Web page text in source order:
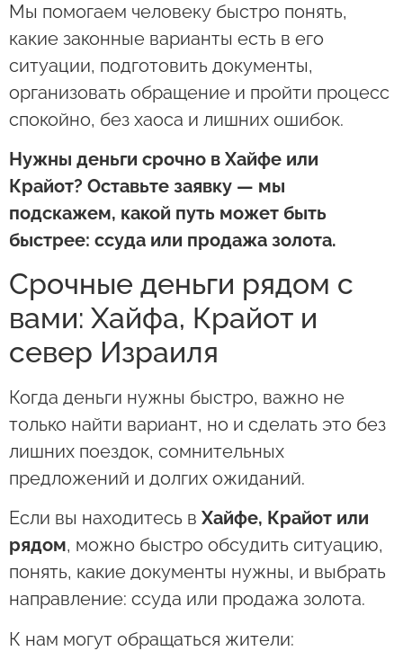
Мы помогаем человеку быстро понять,
какие законные варианты есть в его
ситуации, подготовить документы,
организовать обращение и пройти процесс
спокойно, без хаоса и лишних ошибок.
Нужны деньги срочно в Хайфе или
Крайот? Оставьте заявку — мы
подскажем, какой путь может быть
быстрее: ссуда или продажа золота.
Срочные деньги рядом с
вами: Хайфа, Крайот и
север Израиля
Когда деньги нужны быстро, важно не
только найти вариант, но и сделать это без
лишних поездок, сомнительных
предложений и долгих ожиданий.
Если вы находитесь в Хайфе, Крайот или
рядом, можно быстро обсудить ситуацию,
понять, какие документы нужны, и выбрать
направление: ссуда или продажа золота.
К нам могут обращаться жители: